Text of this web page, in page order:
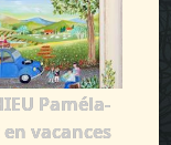
Paméla-
vacances